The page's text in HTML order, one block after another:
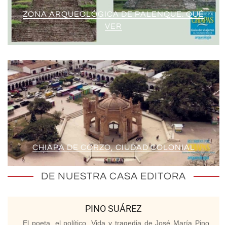
ZONA ARQUEOLÓGICA DE PALENQUE. QUÉ
VER
CHIAPA DE CORZO, CIUDAD COLONIAL
DE NUESTRA CASA EDITORA
PINO SUÁREZ
El poeta, el político. Vida y tragedia de José María Pino